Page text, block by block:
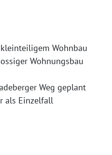
Wohnbau
Wohnungsbau
Weg geplant
als Einzelfall